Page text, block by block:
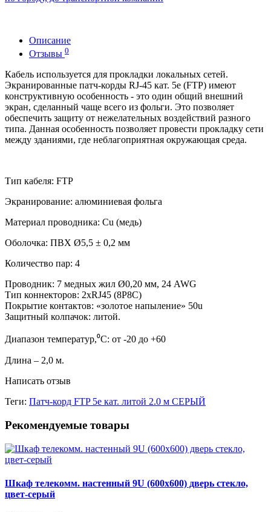
Описание
Отзывы 0
Кабель используется для прокладки локальных сетей.
Экранированные патч-корды RJ-45 кат. 5е (FTP) имеют
конструктивную особенность - это один общий внешний
экран, сделанный чаще всего из фольги. Это позволяет
обеспечить защиту от нежелательных воздействий разного
типа. Данная особенность позволяет провести прокладку сети
между зданиями, где неблагоприятная окружающая среда.
Тип кабеля: FTP
Экранирование: алюминиевая фольга
Материал проводника: Сu (медь)
Оболочка: ПВХ Ø5,5 ± 0,2 мм
Количество пар: 4
Проводник: 7 медных жил Ø0,20 мм, 24 AWG
Тип коннекторов: 2xRJ45 (8P8C)
Покрытие контактов: «золотое напыление» 50u
Защитный колпачок: литой.
Диапазон температур,⁰C: от -20 до +60
Длина – 2,0 м.
Написать отзыв
Теги: Патч-корд FTP 5e кат. литой 2.0 м СЕРЫЙ
Рекомендуемые товары
Шкаф телекомм. настенный 9U (600x600) дверь стекло,
цвет-серый